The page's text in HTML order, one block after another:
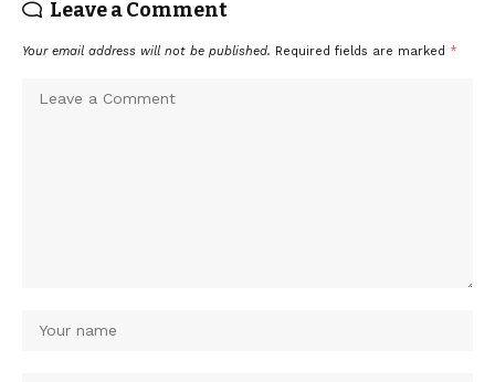
Leave a Comment
Your email address will not be published. Required fields are marked *